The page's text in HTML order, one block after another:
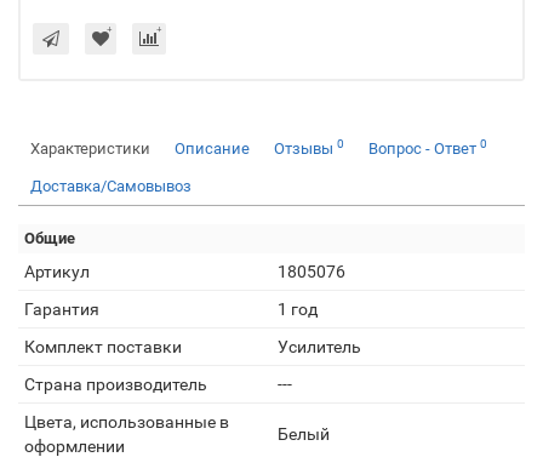
Характеристики Описание Отзывы 0 Вопрос - Ответ 0
Доставка/Самовывоз
Общие
Артикул
1805076
Гарантия
1 год
Комплект поставки
Усилитель
Страна производитель
---
Цвета, использованные в
оформлении
Белый